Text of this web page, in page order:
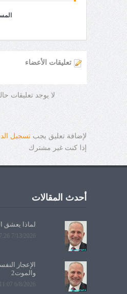
تعليقات الأعضاء
لا يوجد تعليقات
لإضافة تعليق يجب تسجيل
إذا كنت غير مشترك
أحدث المقالات
لماذا يعشق
7/13/2026 2:27:26 PM
الإعجاز
والموت2
6/8/2026 6:11:07 PM